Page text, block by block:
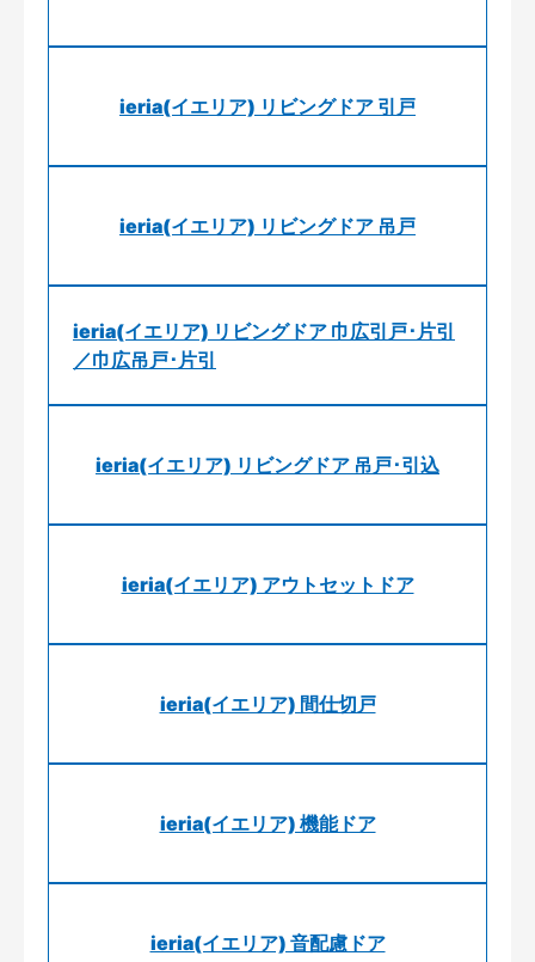
ieria(イエリア) リビングドア 引戸
ieria(イエリア) リビングドア 吊戸
ieria(イエリア) リビングドア 巾広引戸･片引
／巾広吊戸･片引
ieria(イエリア) リビングドア 吊戸･引込
ieria(イエリア) アウトセットドア
ieria(イエリア) 間仕切戸
ieria(イエリア) 機能ドア
ieria(イエリア) 音配慮ドア